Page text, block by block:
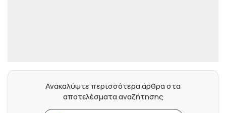
Ανακαλύψτε περισσότερα άρθρα στα
αποτελέσματα αναζήτησης